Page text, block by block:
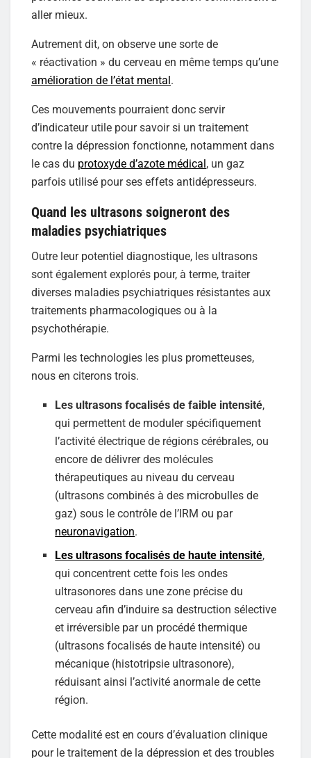
aller mieux.
Autrement dit, on observe une sorte de
« réactivation » du cerveau en même temps qu’une
amélioration de l’état mental .
Ces mouvements pourraient donc servir
d’indicateur utile pour savoir si un traitement
contre la dépression fonctionne, notamment dans
le cas du protoxyde d’azote médical , un gaz
parfois utilisé pour ses effets antidépresseurs.
Quand les ultrasons soigneront des
maladies psychiatriques
Outre leur potentiel diagnostique, les ultrasons
sont également explorés pour, à terme, traiter
diverses maladies psychiatriques résistantes aux
traitements pharmacologiques ou à la
psychothérapie.
Parmi les technologies les plus prometteuses,
nous en citerons trois.
Les ultrasons focalisés de faible intensité,
qui permettent de moduler spécifiquement
l’activité électrique de régions cérébrales, ou
encore de délivrer des molécules
thérapeutiques au niveau du cerveau
(ultrasons combinés à des microbulles de
gaz) sous le contrôle de l’IRM ou par
neuronavigation.
Les ultrasons focalisés de haute intensité,
qui concentrent cette fois les ondes
ultrasonores dans une zone précise du
cerveau afin d’induire sa destruction sélective
et irréversible par un procédé thermique
(ultrasons focalisés de haute intensité) ou
mécanique (histotripsie ultrasonore),
réduisant ainsi l’activité anormale de cette
région.
Cette modalité est en cours d’évaluation clinique
pour le traitement de la dépression et des troubles